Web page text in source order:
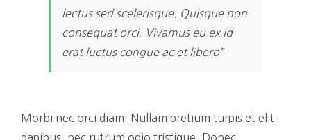
lectus sed scelerisque. Quisque non
consequat orci. Vivamus eu ex id
erat luctus congue ac et libero”
Morbi nec orci diam. Nullam pretium turpis et elit
dapibus, nec rutrum odio tristique. Donec